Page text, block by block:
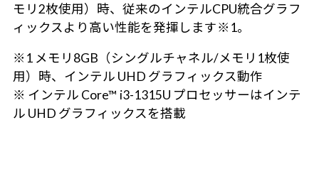
モリ2枚使用）時、従来のインテルCPU統合グラフ
ィックスより高い性能を発揮します※1。
※1 メモリ8GB（シングルチャネル/メモリ1枚使
用）時、インテル UHD グラフィックス動作
※ インテル Core™ i3-1315U プロセッサーはインテ
ル UHD グラフィックスを搭載